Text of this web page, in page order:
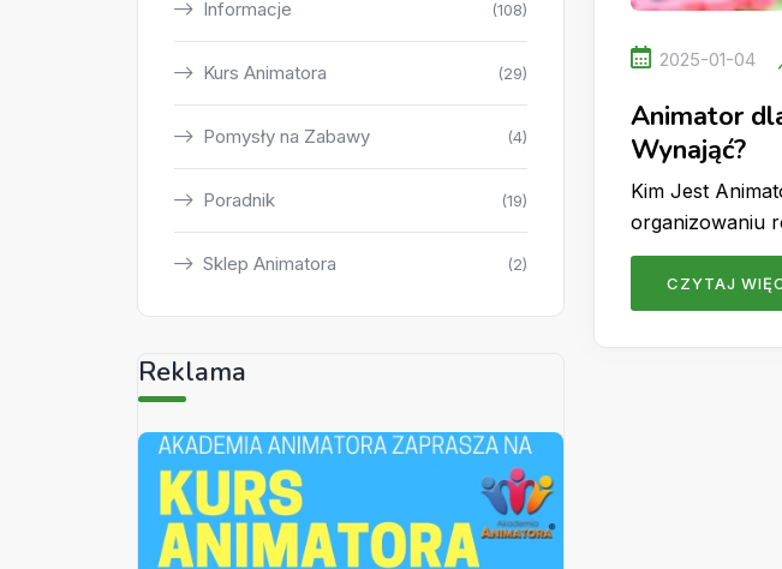
2025-01-04
Animator
Wynająć?
Kim Jest
organizowaniu
CZYTAJ
Informacje (108)
Kurs Animatora (29)
Pomysły na Zabawy (4)
Poradnik (19)
Sklep Animatora (2)
Reklama